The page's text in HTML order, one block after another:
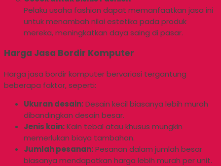
Pelaku usaha fashion dapat memanfaatkan jasa ini
untuk menambah nilai estetika pada produk
mereka, meningkatkan daya saing di pasar.
Harga Jasa Bordir Komputer
Harga jasa bordir komputer bervariasi tergantung
beberapa faktor, seperti:
Ukuran desain:Desain kecil biasanya lebih murah
dibandingkan desain besar.
Jenis kain:Kain tebal atau khusus mungkin
memerlukan biaya tambahan.
Jumlah pesanan:Pesanan dalam jumlah besar
biasanya mendapatkan harga lebih murah per unit.